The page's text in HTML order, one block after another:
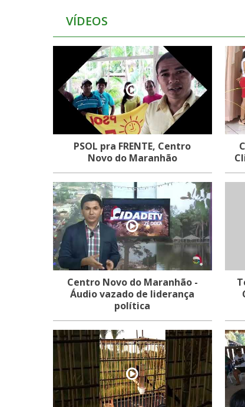
VÍDEOS
PSOL pra FRENTE, Centro
Novo do Maranhão
Centro Novo do Maranhão -
Áudio vazado de liderança
política